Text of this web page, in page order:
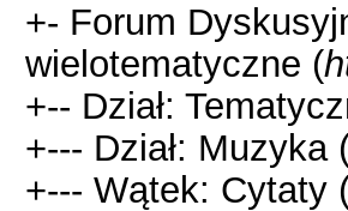
+- Forum
wielotematyczne (
+-- Dział:
+--- Dział: Muzyka
+--- Wątek: Cytaty